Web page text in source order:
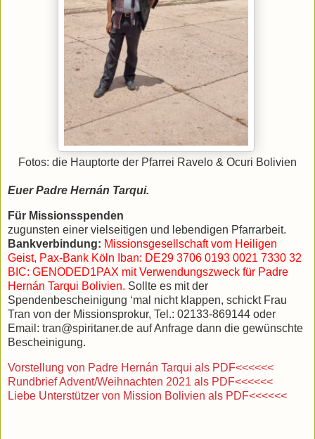
Fotos: die Hauptorte der Pfarrei Ravelo & Ocuri Bolivien
Euer Padre Hernán Tarqui.
Für Missionsspenden
zugunsten einer vielseitigen und lebendigen Pfarrarbeit.
Bankverbindung: Missionsgesellschaft vom Heiligen
Geist, Pax-Bank Köln Iban: DE29 3706 0193 0021 7330 32
BIC: GENODED1PAX mit Verwendungszweck für Padre
Hernán Tarqui Bolivien. Sollte es mit der
Spendenbescheinigung ‘mal nicht klappen, schickt Frau
Tran von der Missionsprokur, Tel.: 02133-869144 oder
Email: tran@spiritaner.de auf Anfrage dann die gewünschte
Bescheinigung.
Vorstellung von Padre Hernán Tarqui als PDF<<<<<<
Rundbrief Advent/Weihnachten 2021 als PDF<<<<<<
Liebe Unterstützer von Mission Bolivien als PDF<<<<<<